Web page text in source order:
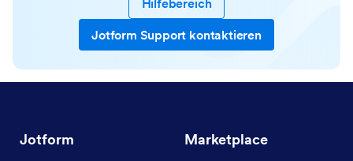
Hilfebereich
Jotform Support kontaktieren
Jotform Marketplace